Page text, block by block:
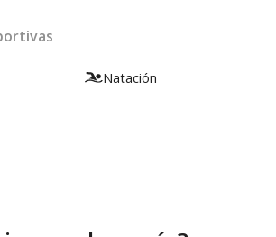
Natación